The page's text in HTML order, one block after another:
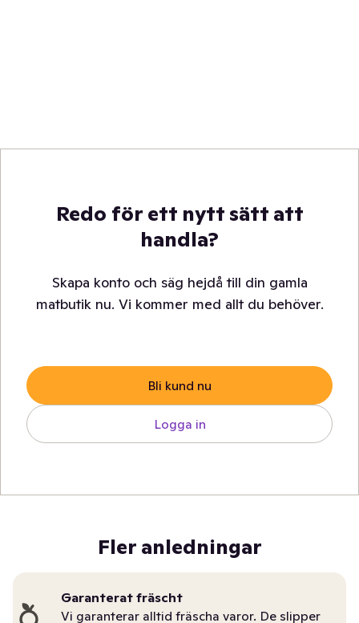
Redo för ett nytt sätt att
handla?
Skapa konto och säg hejdå till din gamla
matbutik nu. Vi kommer med allt du behöver.
Bli kund nu
Logga in
Fler anledningar
Garanterat fräscht
Vi garanterar alltid fräscha varor. De slipper